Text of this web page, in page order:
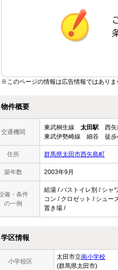
※このページの情報は広告情報ではあり
物件概要
交通機関
東武桐生線 太田駅 西矢
東武伊勢崎線 細谷 徒歩
住所 群馬県太田市西矢島町
築年数 2003年9月
備・条件
の一例
給湯 / バストイレ別 / シャ
コン / クロゼット / シュー
置き場 /
学区情報
小学校区
太田市立南小学校
(群馬県太田市)